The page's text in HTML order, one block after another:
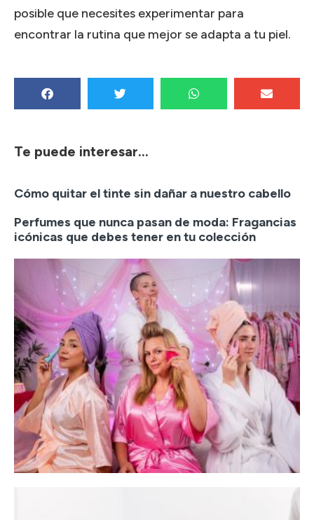
posible que necesites experimentar para
encontrar la rutina que mejor se adapta a tu piel.
Te puede interesar...
Cómo quitar el tinte sin dañar a nuestro cabello
Perfumes que nunca pasan de moda: Fragancias
icónicas que debes tener en tu colección